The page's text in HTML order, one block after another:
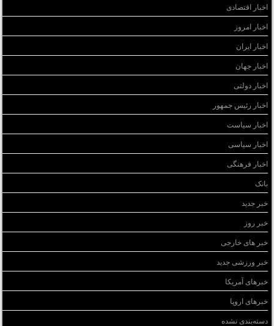
اخبار اقتصادی
اخبار امروز
اخبار ایران
اخبار جهان
اخبار دولتی
اخبار رئیس جمهور
اخبار سیاست
اخبار سیاسی
اخبار فرهنگی
بانک
خبر جدید
خبر روز
خبر های خارجی
خبر ورزشی جدید
خبرهای آمریکا
خبرهای اروپا
دسته‌بندی نشده